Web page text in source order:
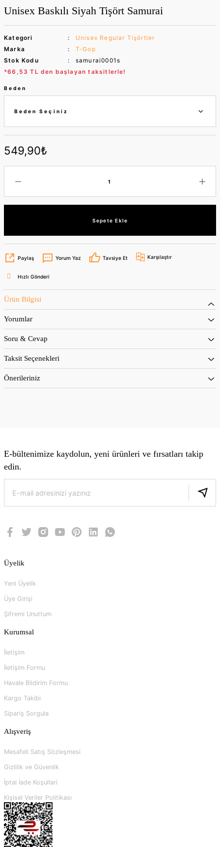
Unisex Baskılı Siyah Tişört Samurai
Kategori
Unisex Regular Tişörtler
Marka
T-Gop
Stok Kodu
samurai0001s
*66,53 TL den başlayan taksitlerle!
Beden
549,90₺
Sepete Ekle
Paylaş Yorum Yaz Tavsiye Et Karşılaştır
Hızlı Gönderi
Ürün Bilgisi
Yorumlar
Soru & Cevap
Taksit Seçenekleri
Önerileriniz
E-bültenimize kaydolun, yeni ürünleri ve fırsatları takip
edin.
Üyelik
Yeni Üyelik
Üye Girişi
Şifremi Unuttum
Kurumsal
İletişim
İletişim Formu
Havale Bildirim Formu
Kargo Takibi
Sipariş Sorgula
Alışveriş
Mesafeli Satış Sözleşmesi
Gizlilik ve Güvenlik
İptal İade Koşullari
Kişisel Veriler Politikası